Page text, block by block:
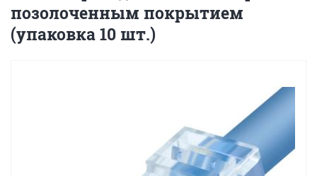
позолоченным покрытием
(упаковка 10 шт.)